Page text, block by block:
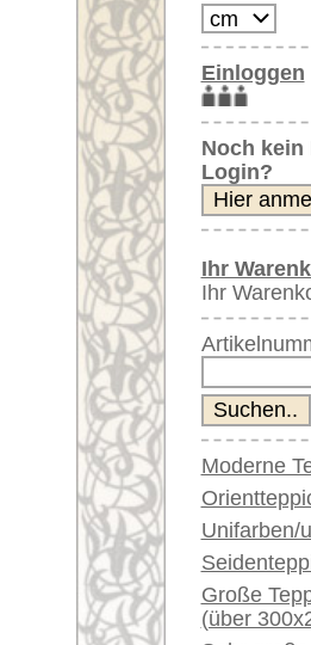
Ihr Warenkorb:
Ihr Warenkorb ist leer.
Artikelnummer:
Moderne Teppiche
Orientteppiche
Unifarben/ungemustert
Seidenteppiche
Große Teppiche
(über 300x200 cm)
Sehr große XL Teppiche
(über 400x200 cm)
Riesige XXL Teppiche
(über 600x200 cm)
Läufer / Galerien
Runde & ovale Teppiche
Antike Teppiche
Antike China Teppiche
Blaue Teppiche
Graue Teppiche
Braune Teppiche
Blaue Teppiche
Grüne Teppiche
Rot/pink/flieder/lila
Beige/hell/cremefarben
Ein kleines Teppich-
Glossar...
Händler können ihre